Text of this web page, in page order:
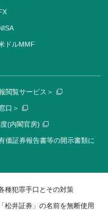
ドルMMF
閲覧サービス＞
口＞
(内閣官房)
価証券報告書等の開示書類に
種犯罪手口とその対策
「松井証券」の名前を無断使用